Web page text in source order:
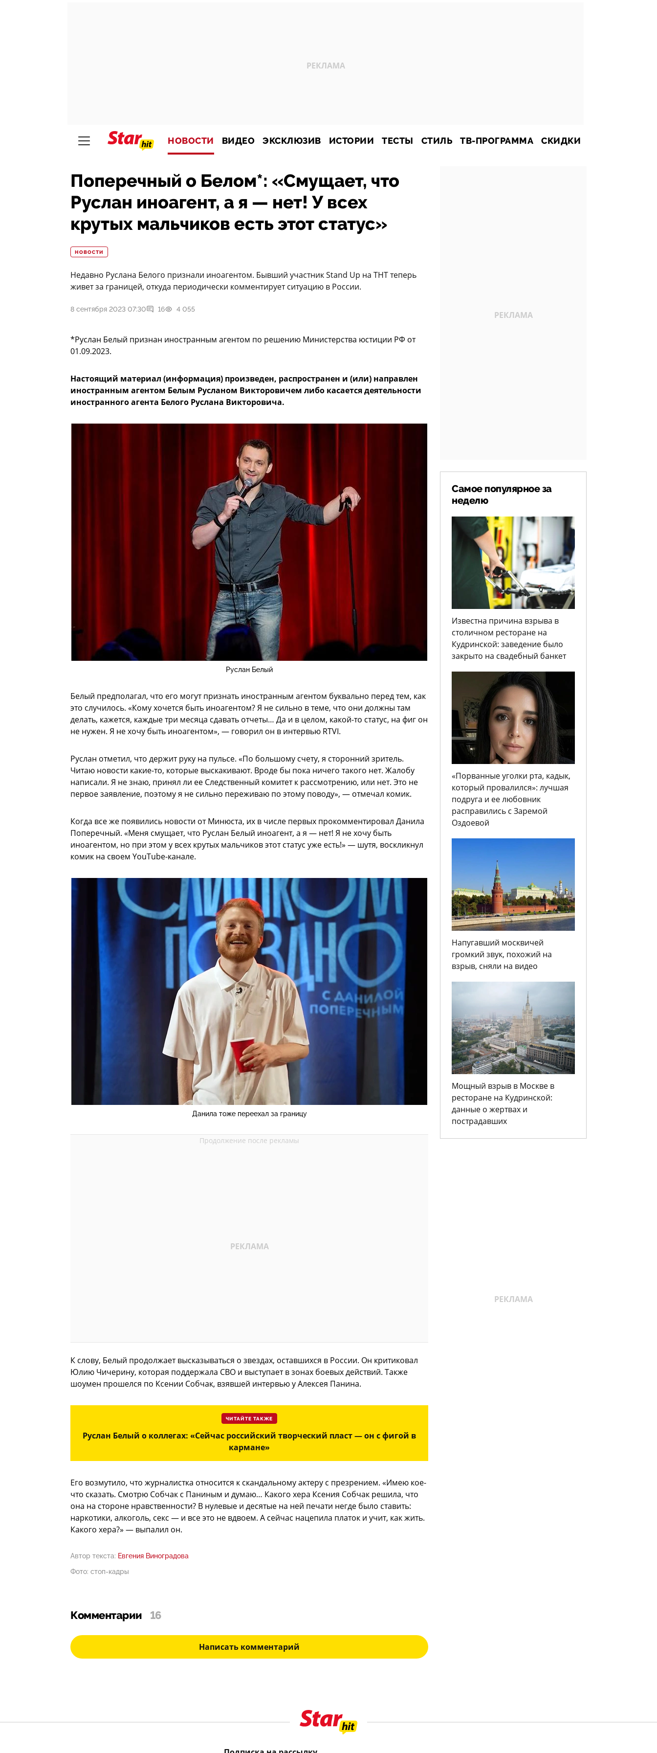
НОВОСТИ ВИДЕО ЭКСКЛЮЗИВ ИСТОРИИ ТЕСТЫ СТИЛЬ ТВ-ПРОГРАММА СКИДКИ
Поперечный о Белом*: «Смущает, что
Руслан иноагент, а я — нет! У всех
крутых мальчиков есть этот статус»
НОВОСТИ
Недавно Руслана Белого признали иноагентом. Бывший участник Stand Up на ТНТ теперь
живет за границей, откуда периодически комментирует ситуацию в России.
8 сентября 2023 07:30 16 4 055
*Руслан Белый признан иностранным агентом по решению Министерства юстиции РФ от
01.09.2023.
Настоящий материал (информация) произведен, распространен и (или) направлен
иностранным агентом Белым Русланом Викторовичем либо касается деятельности
иностранного агента Белого Руслана Викторовича.
Руслан Белый
Белый предполагал, что его могут признать иностранным агентом буквально перед тем, как
это случилось. «Кому хочется быть иноагентом? Я не сильно в теме, что они должны там
делать, кажется, каждые три месяца сдавать отчеты… Да и в целом, какой-то статус, на фиг он
не нужен. Я не хочу быть иноагентом», — говорил он в интервью RTVI.
Руслан отметил, что держит руку на пульсе. «По большому счету, я сторонний зритель.
Читаю новости какие-то, которые выскакивают. Вроде бы пока ничего такого нет. Жалобу
написали. Я не знаю, принял ли ее Следственный комитет к рассмотрению, или нет. Это не
первое заявление, поэтому я не сильно переживаю по этому поводу», — отмечал комик.
Когда все же появились новости от Минюста, их в числе первых прокомментировал Данила
Поперечный. «Меня смущает, что Руслан Белый иноагент, а я — нет! Я не хочу быть
иноагентом, но при этом у всех крутых мальчиков этот статус уже есть!» — шутя, воскликнул
комик на своем YouTube-канале.
Данила тоже переехал за границу
К слову, Белый продолжает высказываться о звездах, оставшихся в России. Он критиковал
Юлию Чичерину, которая поддержала СВО и выступает в зонах боевых действий. Также
шоумен прошелся по Ксении Собчак, взявшей интервью у Алексея Панина.
ЧИТАЙТЕ ТАКЖЕ
Руслан Белый о коллегах: «Сейчас российский творческий пласт — он с фигой в
кармане»
Его возмутило, что журналистка относится к скандальному актеру с презрением. «Имею кое-
что сказать. Смотрю Собчак с Паниным и думаю… Какого хера Ксения Собчак решила, что
она на стороне нравственности? В нулевые и десятые на ней печати негде было ставить:
наркотики, алкоголь, секс — и все это не вдвоем. А сейчас нацепила платок и учит, как жить.
Какого хера?» — выпалил он.
Автор текста: Евгения Виноградова
Фото: стоп-кадры
Комментарии 16
Написать комментарий
Самое популярное за
неделю
Известна причина взрыва в
столичном ресторане на
Кудринской: заведение было
закрыто на свадебный банкет
«Порванные уголки рта, кадык,
который провалился»: лучшая
подруга и ее любовник
расправились с Заремой
Оздоевой
Напугавший москвичей
громкий звук, похожий на
взрыв, сняли на видео
Мощный взрыв в Москве в
ресторане на Кудринской:
данные о жертвах и
пострадавших